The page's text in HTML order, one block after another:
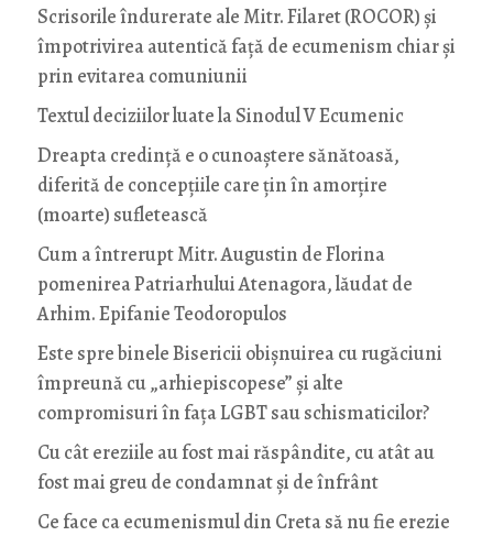
Scrisorile îndurerate ale Mitr. Filaret (ROCOR) și
împotrivirea autentică față de ecumenism chiar și
prin evitarea comuniunii
Textul deciziilor luate la Sinodul V Ecumenic
Dreapta credință e o cunoaștere sănătoasă,
diferită de concepțiile care țin în amorțire
(moarte) sufletească
Cum a întrerupt Mitr. Augustin de Florina
pomenirea Patriarhului Atenagora, lăudat de
Arhim. Epifanie Teodoropulos
Este spre binele Bisericii obișnuirea cu rugăciuni
împreună cu „arhiepiscopese” și alte
compromisuri în fața LGBT sau schismaticilor?
Cu cât ereziile au fost mai răspândite, cu atât au
fost mai greu de condamnat și de înfrânt
Ce face ca ecumenismul din Creta să nu fie erezie